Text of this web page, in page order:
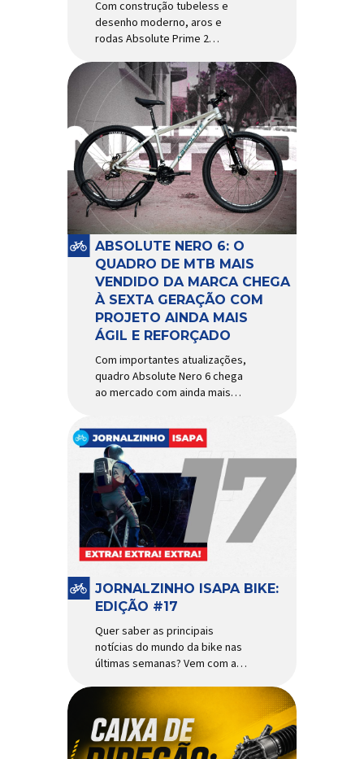
Com construção tubeless e
desenho moderno, aros e
rodas Absolute Prime 2
diversas melhorias No
mercado brasileiro há alguns
anos, os aros e as rodas
Absolute Prime chegaram
como uma opção para pilotos
de cross country e trail em
busca de alto desempenho e
preço realmente competitivo.
Para isso, a marca […]
ABSOLUTE NERO 6: O
QUADRO DE MTB MAIS
VENDIDO DA MARCA CHEGA
À SEXTA GERAÇÃO COM
PROJETO AINDA MAIS
ÁGIL E REFORÇADO
Com importantes atualizações,
quadro Absolute Nero 6 chega
ao mercado com ainda mais
uso urbano e MTB recreacional
Um dos quadros de maior
sucesso do mercado de
bicicletas brasileiro chega em
nova versão: o
Absolute Nero 6, sexta geração
do quadro mais vendido da
marca nacional. Extremamente
popular para quem busca uma
JORNALZINHO ISAPA BIKE:
EDIÇÃO #17
Quer saber as principais
notícias do mundo da bike nas
últimas semanas? Vem com a
chegou! Clique aqui e leia
agora mesmo!